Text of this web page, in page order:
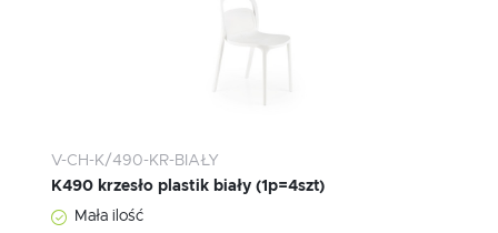
V-CH-K/490-KR-BIAŁY
K490 krzesło plastik biały (1p=4szt)
Mała ilość